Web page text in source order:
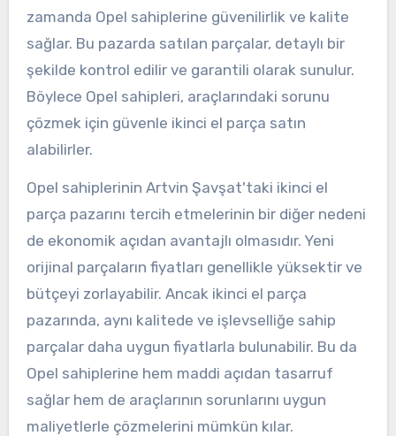
zamanda Opel sahiplerine güvenilirlik ve kalite
sağlar. Bu pazarda satılan parçalar, detaylı bir
şekilde kontrol edilir ve garantili olarak sunulur.
Böylece Opel sahipleri, araçlarındaki sorunu
çözmek için güvenle ikinci el parça satın
alabilirler.
Opel sahiplerinin Artvin Şavşat'taki ikinci el
parça pazarını tercih etmelerinin bir diğer nedeni
de ekonomik açıdan avantajlı olmasıdır. Yeni
orijinal parçaların fiyatları genellikle yüksektir ve
bütçeyi zorlayabilir. Ancak ikinci el parça
pazarında, aynı kalitede ve işlevselliğe sahip
parçalar daha uygun fiyatlarla bulunabilir. Bu da
Opel sahiplerine hem maddi açıdan tasarruf
sağlar hem de araçlarının sorunlarını uygun
maliyetlerle çözmelerini mümkün kılar.